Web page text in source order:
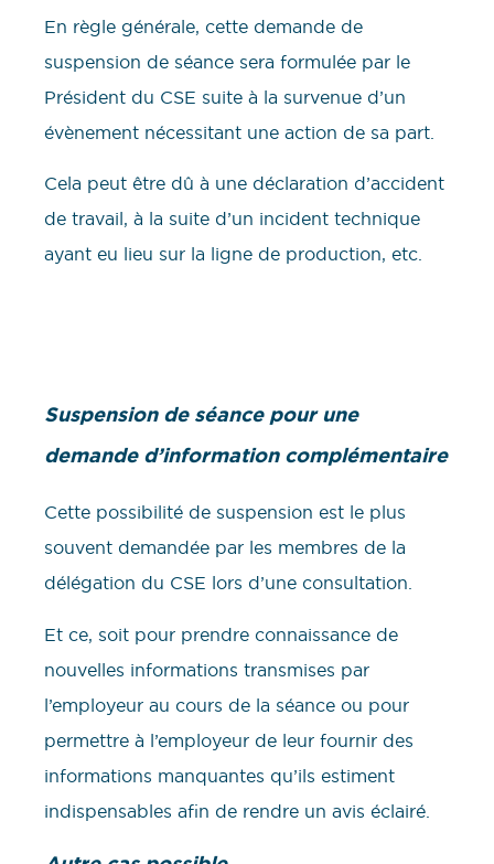
En règle générale, cette demande de
suspension de séance sera formulée par le
Président du CSE suite à la survenue d’un
évènement nécessitant une action de sa part.
Cela peut être dû à une déclaration d’accident
de travail, à la suite d’un incident technique
ayant eu lieu sur la ligne de production, etc.
Suspension de séance pour une
demande d’information complémentaire
Cette possibilité de suspension est le plus
souvent demandée par les membres de la
délégation du CSE lors d’une consultation.
Et ce, soit pour prendre connaissance de
nouvelles informations transmises par
l’employeur au cours de la séance ou pour
permettre à l’employeur de leur fournir des
informations manquantes qu’ils estiment
indispensables afin de rendre un avis éclairé.